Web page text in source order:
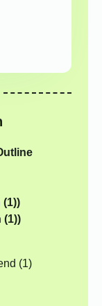
(1))
(1)